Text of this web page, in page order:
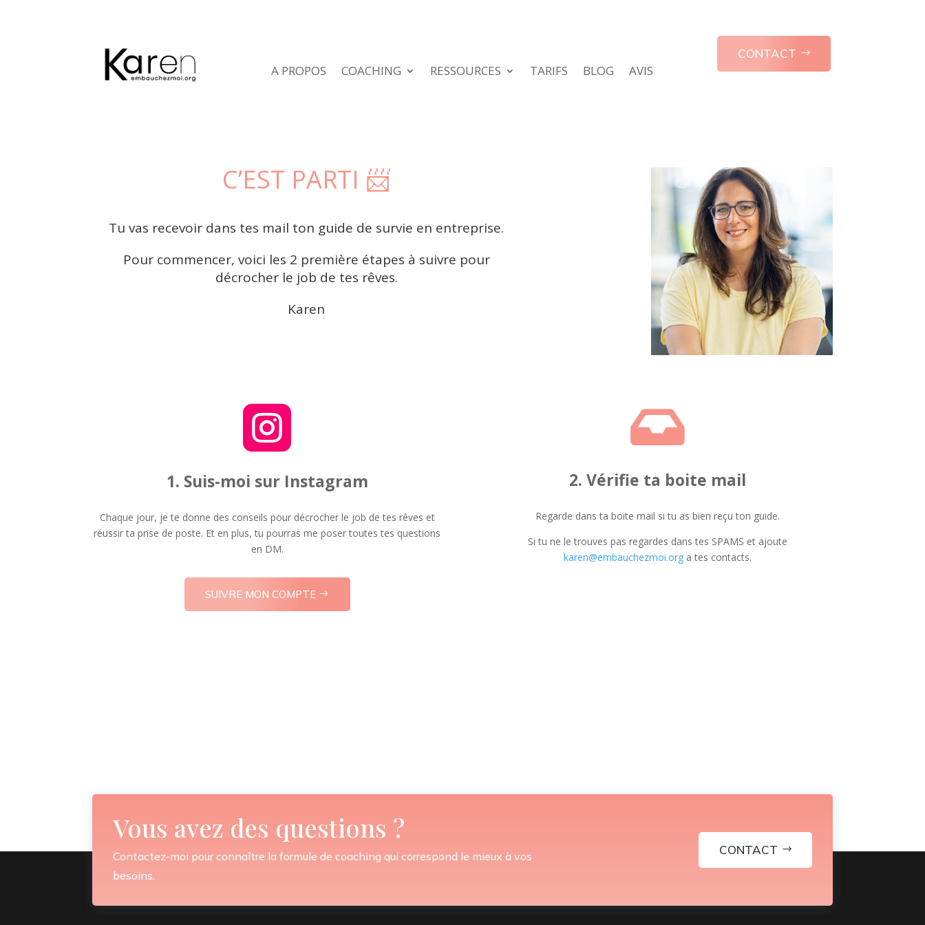
A PROPOS COACHING RESSOURCES TARIFS BLOG AVIS
CONTACT
C’EST PARTI 📨
Tu vas recevoir dans tes mail ton guide de survie en entreprise.
Pour commencer, voici les 2 première étapes à suivre pour
décrocher le job de tes rêves.
Karen

1. Suis-moi sur Instagram
Chaque jour, je te donne des conseils pour décrocher le job de tes rêves et
réussir ta prise de poste. Et en plus, tu pourras me poser toutes tes questions
en DM.
SUIVRE MON COMPTE

2. Vérifie ta boite mail
Regarde dans ta boite mail si tu as bien reçu ton guide.
Si tu ne le trouves pas regardes dans tes SPAMS et ajoute
karen@embauchezmoi.org a tes contacts.
Vous avez des questions ?
Contactez-moi pour connaître la formule de coaching qui correspond le mieux à vos
besoins.
CONTACT